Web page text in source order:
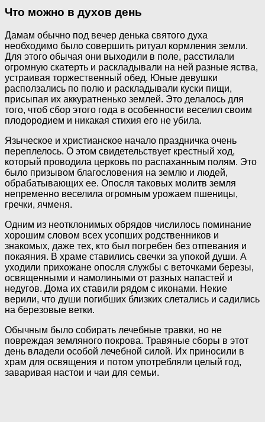
Что можно в духов день
Дамам обычно под вечер денька святого духа
необходимо было совершить ритуал кормления земли.
Для этого обычая они выходили в поле, расстилали
огромную скатерть и раскладывали на ней разные яства,
устраивая торжественный обед. Юные девушки
расползались по полю и раскладывали куски пищи,
присыпая их аккуратненько землей. Это делалось для
того, чтоб сбор этого года в особенности веселил своим
плодородием и никакая стихия его не убила.
Языческое и христианское начало праздничка очень
переплелось. О этом свидетельствует крестный ход,
который проводила церковь по распаханным полям. Это
было призывом благословения на землю и людей,
обрабатывающих ее. Опосля таковых молитв земля
непременно веселила огромным урожаем пшеницы,
гречки, ячменя.
Одним из неотклонимых обрядов числилось поминание
хорошим словом всех усопших родственников и
знакомых, даже тех, кто был погребен без отпевания и
покаяния. В храме ставились свечки за упокой души. А
уходили прихожане опосля службы с веточками березы,
освященными и намолиными от разных напастей и
недугов. Дома их ставили рядом с иконами. Некие
верили, что души погибших близких слетались и садились
на березовые ветки.
Обычным было собирать лечебные травки, но не
повреждая земляного покрова. Травяные сборы в этот
день владели особой лечебной силой. Их приносили в
храм для освящения и потом употребляли целый год,
заваривая настои и чаи для семьи.